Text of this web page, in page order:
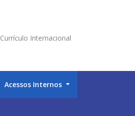
Currículo Internacional
Acessos Internos